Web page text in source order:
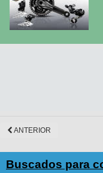
ANTERIOR
Buscados para